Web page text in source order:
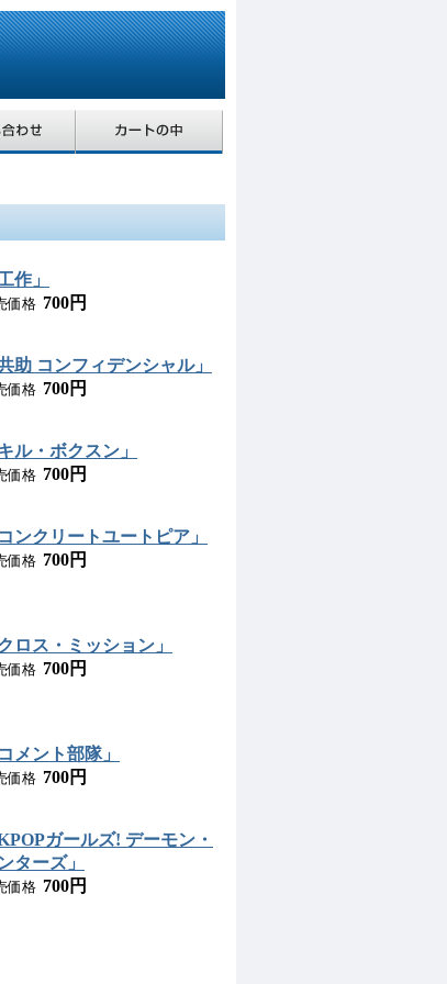
作」
価格 700円
共助 コンフィデンシャル」
価格 700円
キル・ボクスン」
価格 700円
コンクリートユートピア」
価格 700円
クロス・ミッション」
価格 700円
コメント部隊」
価格 700円
KPOPガールズ! デーモン・
ターズ」
価格 700円